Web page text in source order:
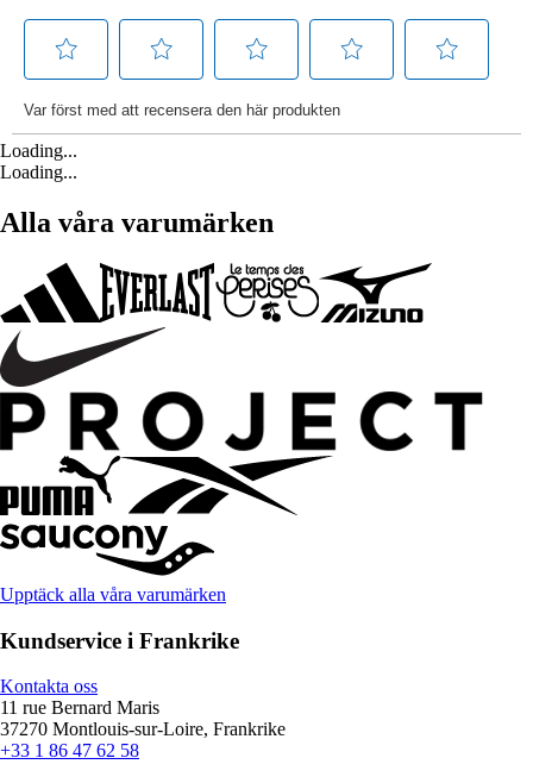
Loading...
Loading...
Alla våra varumärken
Upptäck alla våra varumärken
Kundservice i Frankrike
Kontakta oss
11 rue Bernard Maris
37270 Montlouis-sur-Loire, Frankrike
+33 1 86 47 62 58